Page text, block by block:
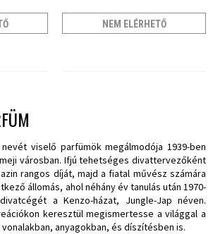
NEM ELÉRHETŐ
viselő parfümök megálmodója 1939-ben
városban. Ifjú tehetséges divattervezőként
rangos díját, majd a fiatal művész számára
állomás, ahol néhány év tanulás után 1970-
a Kenzo-házat, Jungle-Jap néven.
keresztül megismertesse a világgal a
anyagokban, és díszítésben is.